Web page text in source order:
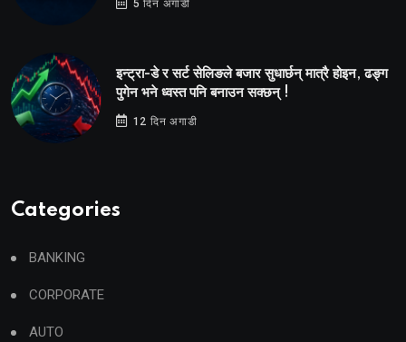
5 दिन अगाडी
इन्ट्रा-डे र सर्ट सेलिङले बजार सुधार्छन् मात्रै होइन, ढङ्ग
पुगेन भने ध्वस्त पनि बनाउन सक्छन् !
12 दिन अगाडी
Categories
BANKING
CORPORATE
AUTO